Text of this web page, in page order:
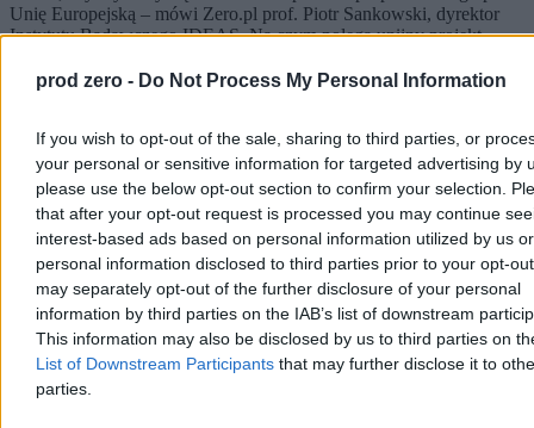
prod zero - Do Not Process My Personal Information
If you wish to opt-out of the sale, sharing to third parties, or
your personal or sensitive information for targeted advertising by
please use the below opt-out section to confirm your selection.
that after your opt-out request is processed you may continue
interest-based ads based on personal information utilized by us or
personal information disclosed to third parties prior to your opt-
may separately opt-out of the further disclosure of your personal
information by third parties on the IAB’s list of downstream
This information may also be disclosed by us to third parties on
List of Downstream Participants that may further disclose it to
parties.
Unię Europejską – mówi Zero.pl prof. Piotr Sankowski, dyrektor
Instytutu Badawczego IDEAS. Na czym polega unijny projekt
szansę na rozwój branży sztucznej inteligencji? Sprawdziliśmy.
Krzysztof Jabłonowski
Wczoraj 14:42
10 min
Reklama
Reklama